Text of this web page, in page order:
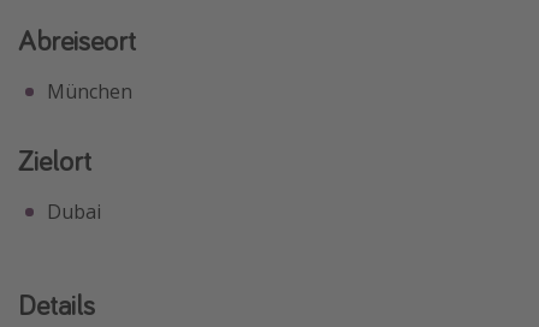
Abreiseort
München
Zielort
Dubai
Details